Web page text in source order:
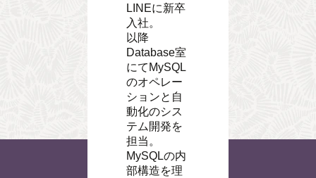
LINEに新卒
入社。
以降
Database室
にてMySQL
のオペレー
ションと自
動化のシス
テム開発を
担当。
MySQLの内
部構造を理